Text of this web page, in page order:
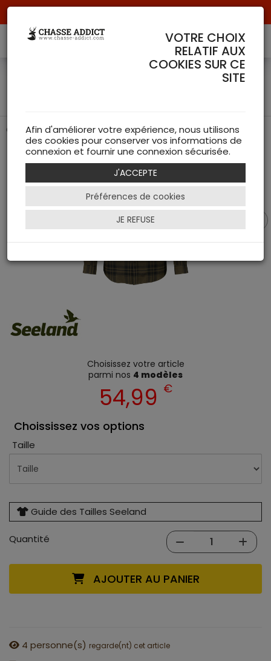
Chemise Highseat Seeland
Chemise de chasse Verte de chez Seeland
Choisissez votre article
parmi nos 4 modèles
54,99 €
Choississez vos options
Taille
Guide des Tailles Seeland
Quantité
AJOUTER AU PANIER
4 personne(s) regarde(nt) cet article
VOTRE CHOIX
RELATIF AUX
COOKIES SUR CE
SITE
Afin d'améliorer votre expérience, nous utilisons
des cookies pour conserver vos informations de
connexion et fournir une connexion sécurisée.
J'ACCEPTE
Préférences de cookies
JE REFUSE